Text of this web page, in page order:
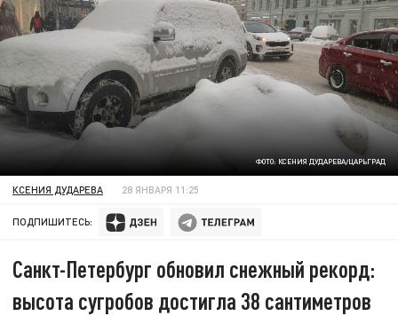
ФОТО: КСЕНИЯ ДУДАРЕВА/ЦАРЬГРАД
КСЕНИЯ ДУДАРЕВА 28 ЯНВАРЯ 11:25
ПОДПИШИТЕСЬ:
Санкт-Петербург обновил снежный рекорд:
высота сугробов достигла 38 сантиметров